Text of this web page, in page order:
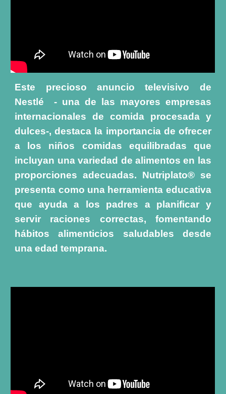
Este precioso anuncio televisivo de
Nestlé - una de las mayores empresas
internacionales de comida procesada y
dulces-, destaca la importancia de ofrecer
a los niños comidas equilibradas que
incluyan una variedad de alimentos en las
proporciones adecuadas. Nutriplato® se
presenta como una herramienta educativa
que ayuda a los padres a planificar y
servir raciones correctas, fomentando
hábitos alimenticios saludables desde
una edad temprana.